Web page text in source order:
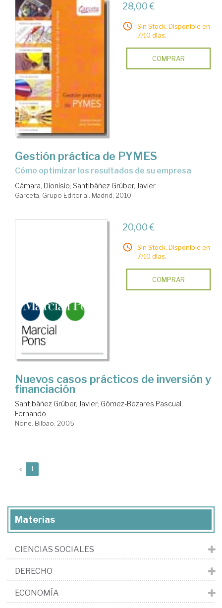
28,00 €
Sin Stock. Disponible en
7/10 días.
COMPRAR
Gestión práctica de PYMES
cómo optimizar los resultados de su empresa
Cámara, Dionisio; Santibáñez Grúber, Javier
Garceta, Grupo Editorial. Madrid, 2010
20,00 €
Sin Stock. Disponible en
7/10 días.
COMPRAR
Nuevos casos prácticos de inversión y
financiación
Santibáñez Grúber, Javier; Gómez-Bezares Pascual,
Fernando
None. Bilbao, 2005
« 1
Materias
CIENCIAS SOCIALES
DERECHO
ECONOMÍA